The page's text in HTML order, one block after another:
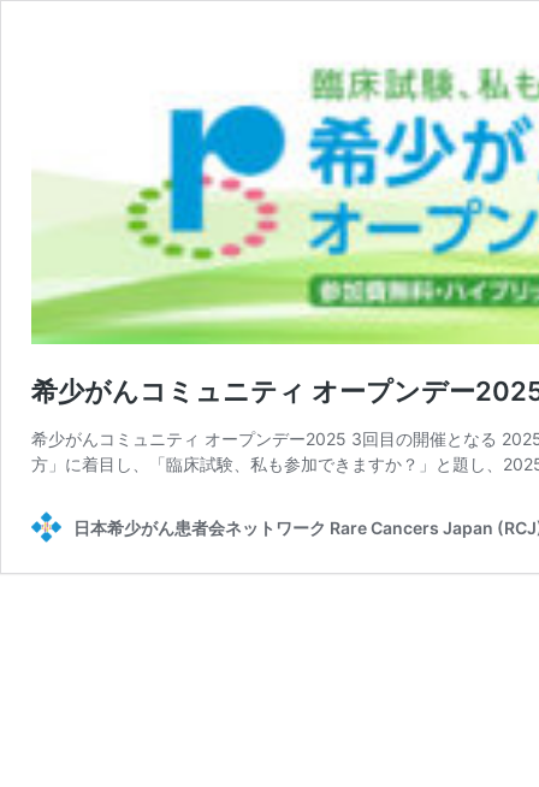
希少がんコミュニティ オープンデー
希少がんコミュニティ オープンデー2025 3回目の開催となる
方」に着目し、「臨床試験、私も参加できますか？」と題し、
日本希少がん患者会ネットワーク Rare Cancers Japan